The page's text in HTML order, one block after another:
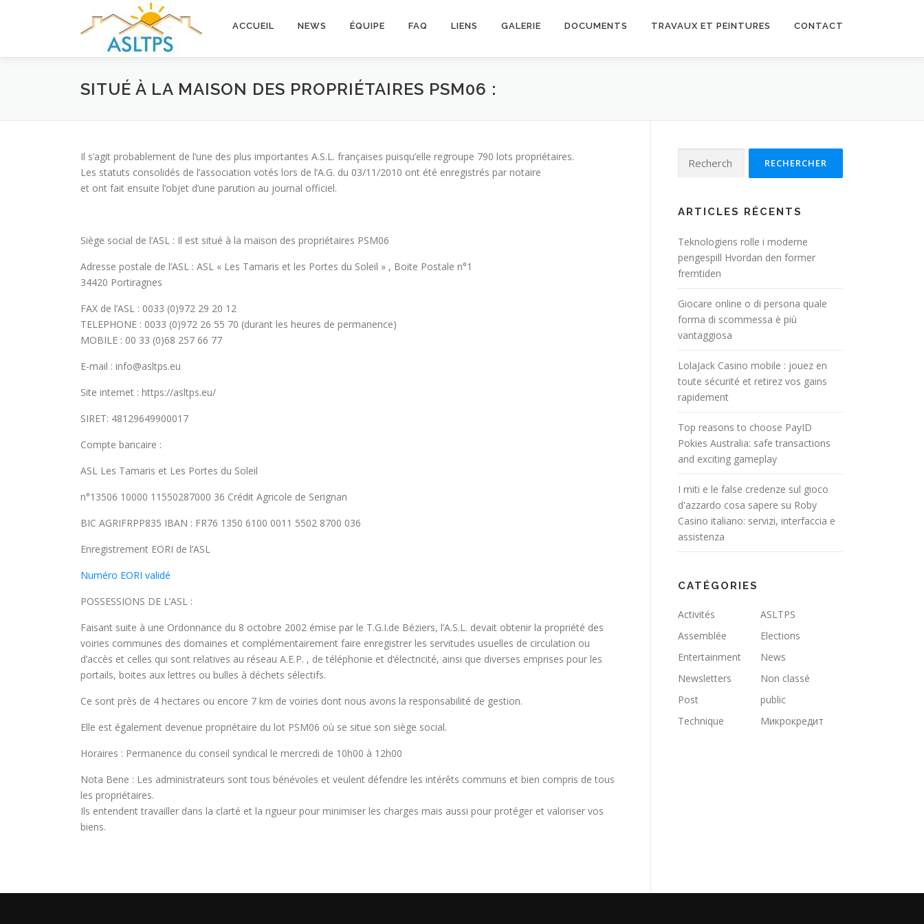
ACCUEIL NEWS ÉQUIPE FAQ LIENS GALERIE DOCUMENTS TRAVAUX ET PEINTURES CONTACT
SITUÉ À LA MAISON DES PROPRIÉTAIRES PSM06 :
Il s’agit probablement de l’une des plus importantes A.S.L. françaises puisqu’elle regroupe 790 lots propriétaires.
Les statuts consolidés de l’association votés lors de l’A.G. du 03/11/2010 ont été enregistrés par notaire
et ont fait ensuite l’objet d’une parution au journal officiel.
Siège social de l’ASL : Il est situé à la maison des propriétaires PSM06
Adresse postale de l’ASL : ASL « Les Tamaris et les Portes du Soleil » , Boite Postale n°1
34420 Portiragnes
FAX de l’ASL : 0033 (0)972 29 20 12
TELEPHONE : 0033 (0)972 26 55 70 (durant les heures de permanence)
MOBILE : 00 33 (0)68 257 66 77
E-mail : info@asltps.eu
Site internet : https://asltps.eu/
SIRET: 48129649900017
Compte bancaire :
ASL Les Tamaris et Les Portes du Soleil
n°13506 10000 11550287000 36 Crédit Agricole de Serignan
BIC AGRIFRPP835 IBAN : FR76 1350 6100 0011 5502 8700 036
Enregistrement EORI de l’ASL
Numéro EORI validé
POSSESSIONS DE L’ASL :
Faisant suite à une Ordonnance du 8 octobre 2002 émise par le T.G.I.de Béziers, l’A.S.L. devait obtenir la propriété des
voiries communes des domaines et complémentairement faire enregistrer les servitudes usuelles de circulation ou
d’accès et celles qui sont relatives au réseau A.E.P. , de téléphonie et d’électricité, ainsi que diverses emprises pour les
portails, boites aux lettres ou bulles à déchets sélectifs.
Ce sont près de 4 hectares ou encore 7 km de voiries dont nous avons la responsabilité de gestion.
Elle est également devenue propriétaire du lot PSM06 où se situe son siège social.
Horaires : Permanence du conseil syndical le mercredi de 10h00 à 12h00
Nota Bene : Les administrateurs sont tous bénévoles et veulent défendre les intérêts communs et bien compris de tous
les propriétaires.
Ils entendent travailler dans la clarté et la rigueur pour minimiser les charges mais aussi pour protéger et valoriser vos
biens.
ARTICLES RÉCENTS
Teknologiens rolle i moderne
pengespill Hvordan den former
fremtiden
Giocare online o di persona quale
forma di scommessa è più
vantaggiosa
LolaJack Casino mobile : jouez en
toute sécurité et retirez vos gains
rapidement
Top reasons to choose PayID
Pokies Australia: safe transactions
and exciting gameplay
I miti e le false credenze sul gioco
d'azzardo cosa sapere su Roby
Casino italiano: servizi, interfaccia e
assistenza
CATÉGORIES
Activités
ASLTPS
Assemblée
Elections
Entertainment
News
Newsletters
Non classé
Post
public
Technique
Микрокредит